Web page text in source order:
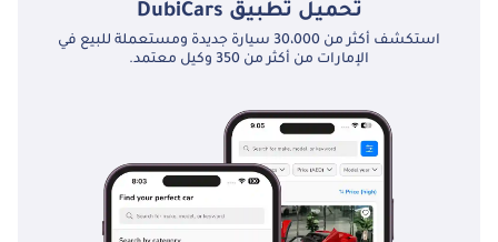
تحميل تطبيق DubiCars
استكشف أكثر من 30،000 سيارة جديدة ومستعملة للبيع في
الإمارات من أكثر من 350 وكيل معتمد.